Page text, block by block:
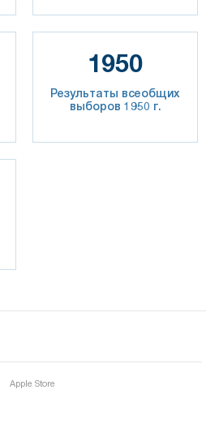
1950
Результаты всеобщих
выборов 1950 г.
Apple Store